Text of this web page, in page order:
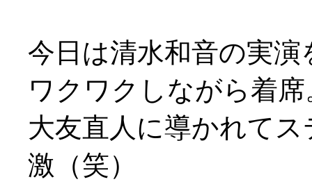
今日は清水和音の実
ワクワクしながら着席
大友直人に導かれて
激（笑）